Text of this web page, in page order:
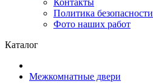
Контакты
Политика безопасности
Фото наших работ
Каталог
Межкомнатные двери